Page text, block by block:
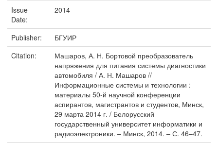
Issue
Date:
2014
Publisher:
БГУИР
Citation:
Машаров, А. Н. Бортовой преобразователь
напряжения для питания системы диагностики
автомобиля / А. Н. Машаров //
Информационные системы и технологии :
материалы 50-й научной конференции
аспирантов, магистрантов и студентов, Минск,
29 марта 2014 г. / Белорусский
государственный университет информатики и
радиоэлектроники. – Минск, 2014. – С. 46–47.